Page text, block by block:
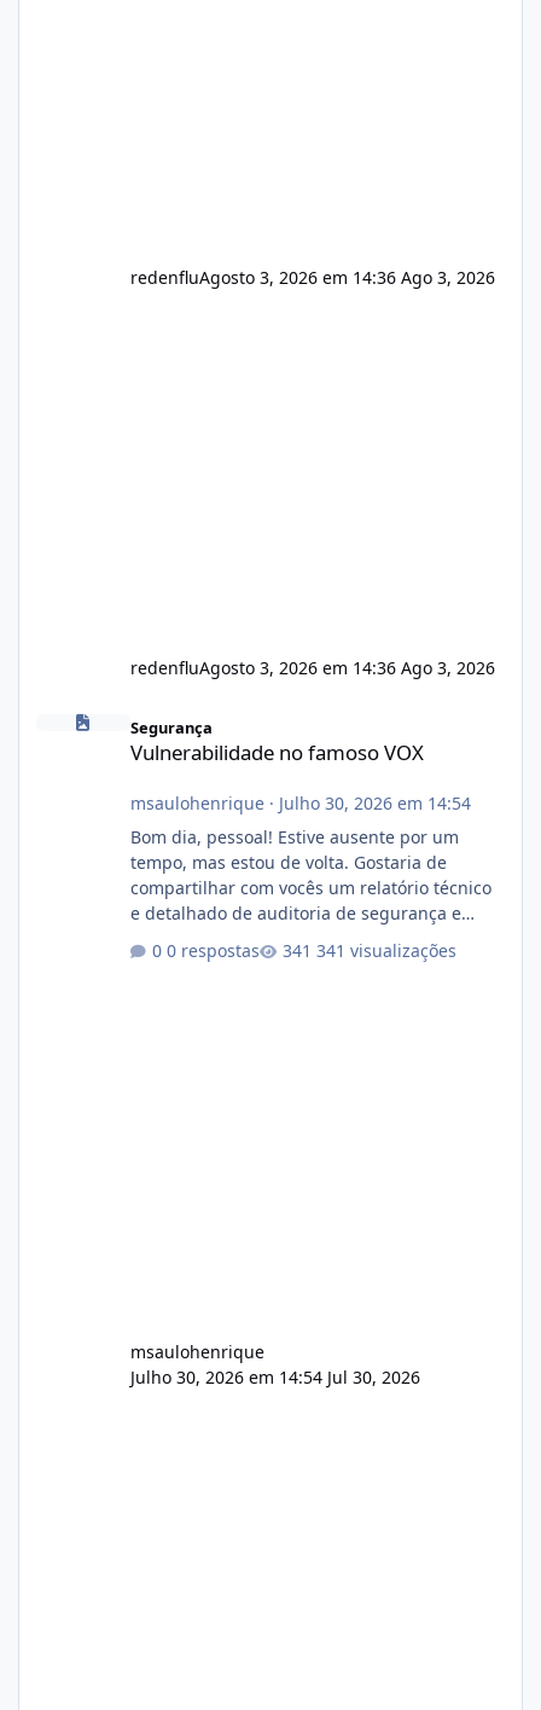
redenfluAgosto 3, 2026 em 14:36 Ago 3, 2026
redenfluAgosto 3, 2026 em 14:36 Ago 3, 2026
Segurança
Vulnerabilidade no famoso VOX
msaulohenrique· Julho 30, 2026 em 14:54
Bom dia, pessoal! Estive ausente por um
tempo, mas estou de volta. Gostaria de
compartilhar com vocês um relatório técnico
e detalhado de auditoria de segurança e
atualmente em circulação e comercialização
0 respostas 341 visualizações
msaulohenrique
Julho 30, 2026 em 14:54 Jul 30, 2026